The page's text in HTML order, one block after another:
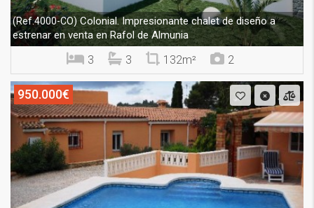
(Ref.4000-CO)Colonial. Impresionante chalet de diseño a
estrenar en venta en Rafol de Almunia
3 3 132m² 2
950.000€